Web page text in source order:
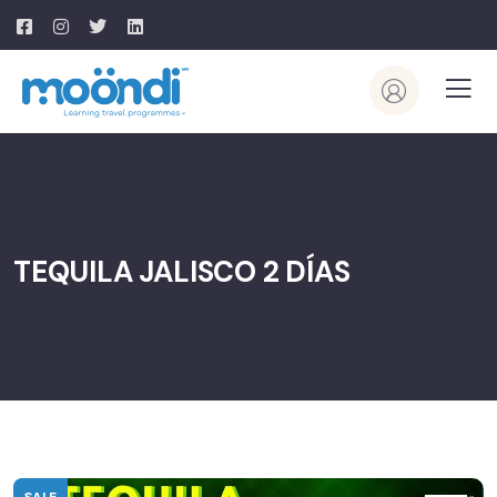
TEQUILA JALISCO 2 DÍAS